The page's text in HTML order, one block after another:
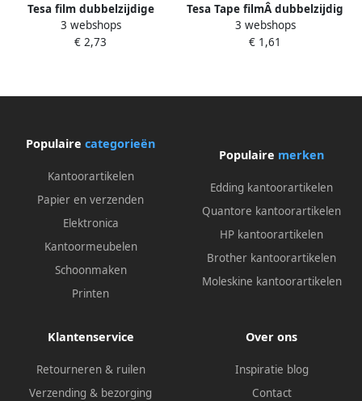
Tesa film dubbelzijdige
plakband ft 12 mm x 7 5 m
op blister met dispenser
3 webshops
€ 2,73
Tesa Tape filmÂ dubbelzijdig
7.5mx12mm transparant 2
rollen
3 webshops
€ 1,61
Populaire categorieën
Kantoorartikelen
Papier en verzenden
Elektronica
Kantoormeubelen
Schoonmaken
Printen
Populaire merken
Edding kantoorartikelen
Quantore kantoorartikelen
HP kantoorartikelen
Brother kantoorartikelen
Moleskine kantoorartikelen
Klantenservice
Retourneren & ruilen
Verzending & bezorging
Over ons
Inspiratie blog
Contact